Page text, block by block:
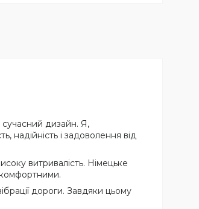
сучасний дизайн. Я,
надійність і задоволення від
витривалість. Німецьке
дороги. Завдяки цьому